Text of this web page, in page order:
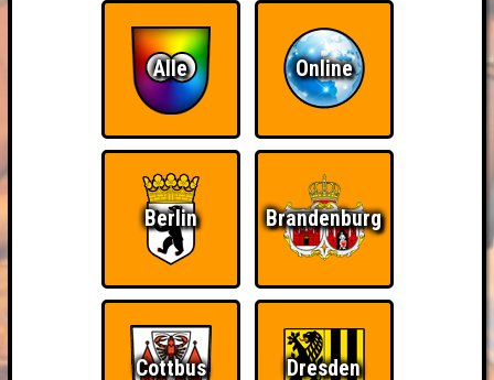
Alle Online
Berlin Brandenburg
Cottbus Dresden